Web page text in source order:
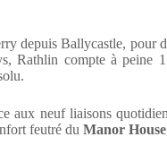
depuis Ballycastle, pour
Rathlin compte à
aux neuf liaisons
feutré du Manor House